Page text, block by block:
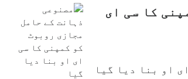
کا سی ای
او بنا دیا گیا